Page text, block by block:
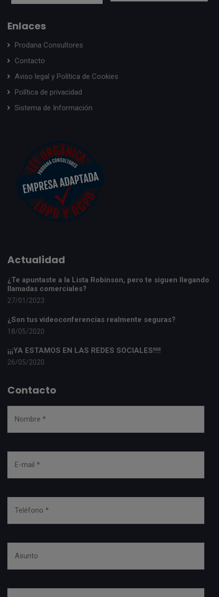
Enlaces
Prodana Consultores
Contacto
Aviso legal y Política de Cookies
Política de privacidad
Sistema de Información
Actualidad
¿Te apuntaste a la Lista Robinson, pero te siguen llegando
llamadas comerciales?
27/01/2023
¿Son tus videoconferencias realmente seguras?
18/05/2020
¡¡¡YA ESTAMOS EN LAS REDES SOCIALES!!!!
26/05/2020
Contacto